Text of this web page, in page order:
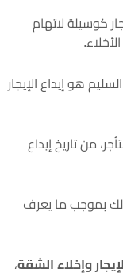
كوسيلة لاتهام
هو إيداع الإيجار
من تاريخ إيداع
وذلك بموجب ما يعرف
وإخلاء الشقة،